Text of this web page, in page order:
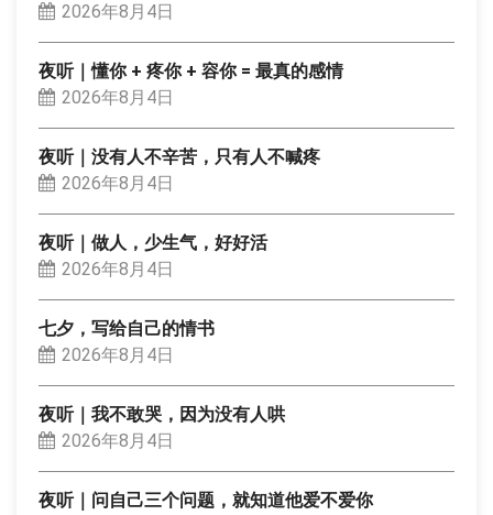
2026年8月4日
夜听｜懂你 + 疼你 + 容你 = 最真的感情
2026年8月4日
夜听｜没有人不辛苦，只有人不喊疼
2026年8月4日
夜听｜做人，少生气，好好活
2026年8月4日
七夕，写给自己的情书
2026年8月4日
夜听｜我不敢哭，因为没有人哄
2026年8月4日
夜听｜问自己三个问题，就知道他爱不爱你